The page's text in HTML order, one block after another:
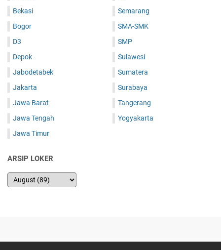
Bekasi
Bogor
D3
Depok
Jabodetabek
Jakarta
Jawa Barat
Jawa Tengah
Jawa Timur
Semarang
SMA-SMK
SMP
Sulawesi
Sumatera
Surabaya
Tangerang
Yogyakarta
ARSIP LOKER